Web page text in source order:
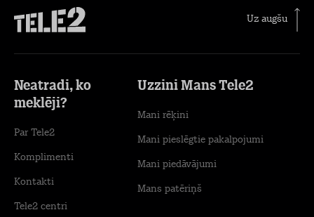
Uz augšu
Neatradi, ko
meklēji?
Par Tele2
Komplimenti
Kontakti
Tele2 centri
Uzzini Mans Tele2
Mani rēķini
Mani pieslēgtie pakalpojumi
Mani piedāvājumi
Mans patēriņš